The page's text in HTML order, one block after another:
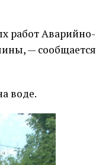
работ Аварийно-
— сообщается
воде.